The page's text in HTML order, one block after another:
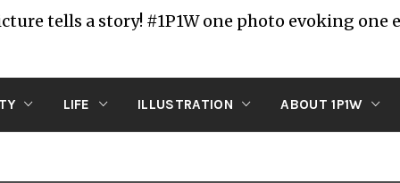
tells a story! #1P1W one photo evoking one
LIFE ILLUSTRATION ABOUT 1P1W